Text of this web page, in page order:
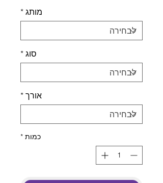
מותג *
סוג *
אורך *
כמות *